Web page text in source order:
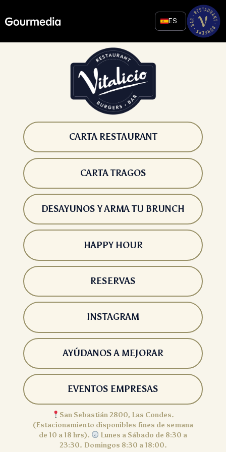
content
ES
CARTA RESTAURANT
CARTA TRAGOS
DESAYUNOS Y ARMA TU BRUNCH
HAPPY HOUR
RESERVAS
INSTAGRAM
AYÚDANOS A MEJORAR
EVENTOS EMPRESAS
San Sebastián 2800, Las Condes.
(Estacionamiento disponibles fines de semana
de 10 a 18 hrs).
Lunes a Sábado de 8:30 a
23:30. Domingos 8:30 a 18:00.